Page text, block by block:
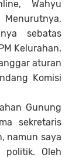
Wahyu
sebatas
Kelurahan.
aturan
Komisi
Gunung
sekretaris
namun saya
Oleh